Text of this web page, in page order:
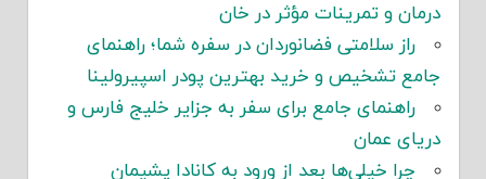
درمان و تمرینات مؤثر در خان
راز سلامتی فضانوردان در سفره شما؛ راهنمای
جامع تشخیص و خرید بهترین پودر اسپیرولینا
راهنمای جامع برای سفر به جزایر خلیج فارس و
دریای عمان
چرا خیلی‌ها بعد از ورود به کانادا پشیمان